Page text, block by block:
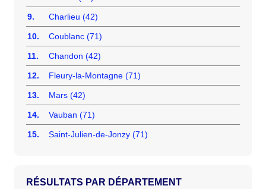
9. Charlieu (42)
10. Coublanc (71)
11. Chandon (42)
12. Fleury-la-Montagne (71)
13. Mars (42)
14. Vauban (71)
15. Saint-Julien-de-Jonzy (71)
RÉSULTATS PAR DÉPARTEMENT